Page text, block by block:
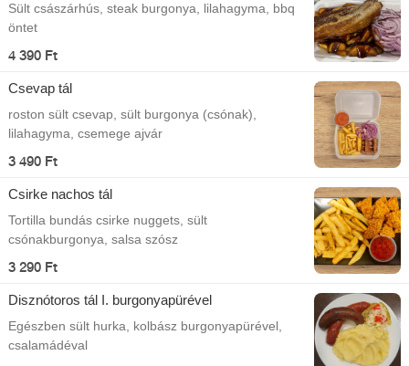
Sült császárhús, steak burgonya, lilahagyma, bbq
öntet
4 390 Ft
Csevap tál
roston sült csevap, sült burgonya (csónak),
lilahagyma, csemege ajvár
3 490 Ft
Csirke nachos tál
Tortilla bundás csirke nuggets, sült
csónakburgonya, salsa szósz
3 290 Ft
Disznótoros tál I. burgonyapürével
Egészben sült hurka, kolbász burgonyapürével,
csalamádéval